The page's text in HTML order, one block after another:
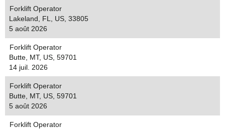
Forklift Operator
Lakeland, FL, US, 33805
5 août 2026
Forklift Operator
Butte, MT, US, 59701
14 juil. 2026
Forklift Operator
Butte, MT, US, 59701
5 août 2026
Forklift Operator